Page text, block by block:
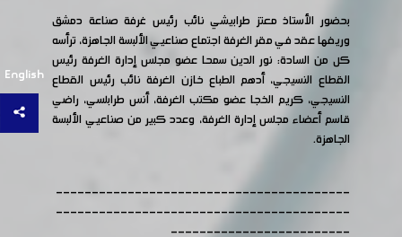
English
بحضور الأستاذ معتز طرابيشي نائب رئيس غرفة صناعة دمشق
وريفها عقد في مقر الغرفة اجتماع صناعيي الألبسة الجاهزة، ترأسه
كل من السادة: نور الدين سمحا عضو مجلس إدارة الغرفة رئيس
القطاع النسيجي، أدهم الطباع خازن الغرفة نائب رئيس القطاع
النسيجي، كريم الخجا عضو مكتب الغرفة، أنس طرابلسي، راضي
قاسم أعضاء مجلس إدارة الغرفة، وعدد كبير من صناعيي الألبسة
الجاهزة.
-----------------------------------------
-----------------------------------------
-------------------------